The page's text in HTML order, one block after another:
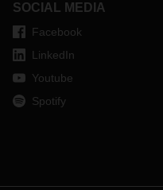
SOCIAL MEDIA
Facebook
LinkedIn
Youtube
Spotify